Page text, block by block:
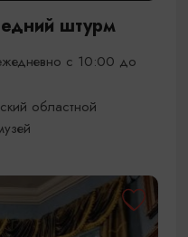
штурм
с 10:00 до
областной